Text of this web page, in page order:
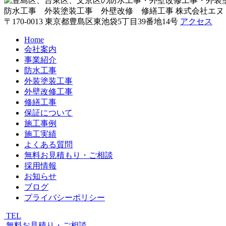
防水工事 外装塗装工事 外壁改修 修繕工事 株式会社エヌ
〒170-0013 東京都豊島区東池袋5丁目39番地14号 アクセス
Home
会社案内
事業紹介
防水工事
外装塗装工事
外壁改修工事
修繕工事
保証について
施工事例
施工実績
よくある質問
無料お見積もり・ご相談
採用情報
お知らせ
ブログ
プライバシーポリシー
TEL